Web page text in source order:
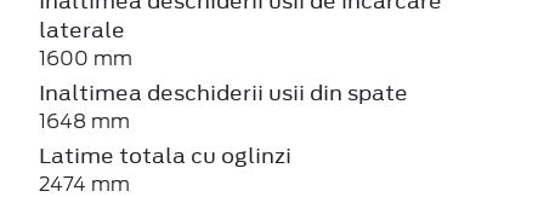
laterale
1600 mm
Inaltimea deschiderii usii din spate
1648 mm
Latime totala cu oglinzi
2474 mm